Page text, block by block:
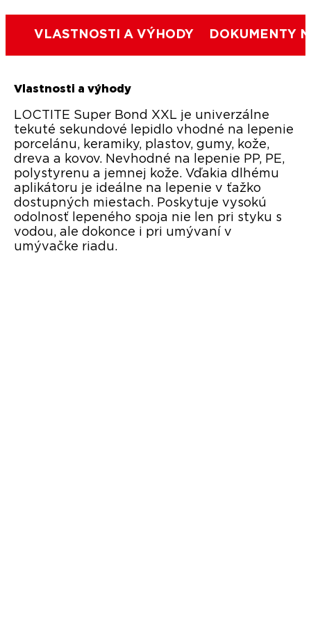
VLASTNOSTI A VÝHODY DOKUMENTY
Vlastnosti a výhody
LOCTITE Super Bond XXL je univerzálne
tekuté sekundové lepidlo vhodné na lepenie
porcelánu, keramiky, plastov, gumy, kože,
dreva a kovov. Nevhodné na lepenie PP, PE,
polystyrenu a jemnej kože. Vďakia dlhému
aplikátoru je ideálne na lepenie v ťažko
dostupných miestach. Poskytuje vysokú
odolnosť lepeného spoja nie len pri styku s
vodou, ale dokonce i pri umývaní v
umývačke riadu.